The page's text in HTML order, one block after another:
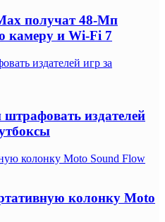
получат 48-Мп
камеру и Wi-Fi 7
издателей игр за
издателей
колонку Moto Sound Flow
колонку Moto